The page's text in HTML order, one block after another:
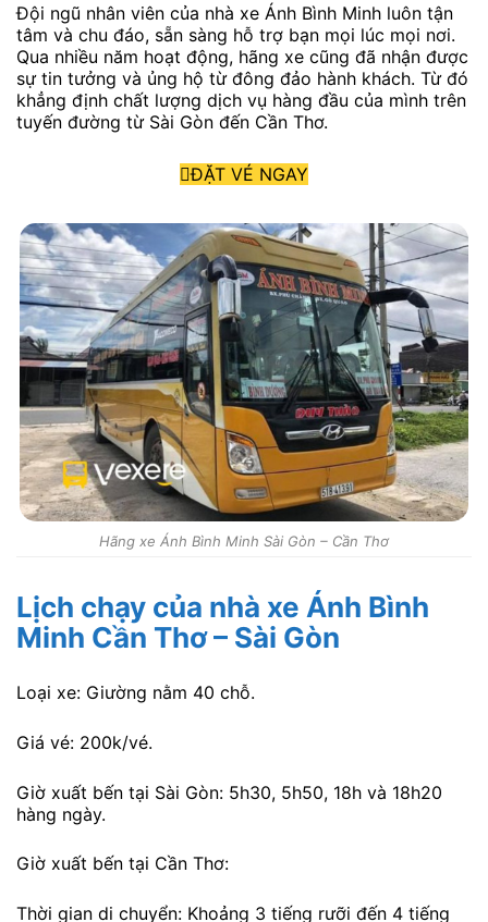
Đội ngũ nhân viên của nhà xe Ánh Bình Minh luôn tận
tâm và chu đáo, sẵn sàng hỗ trợ bạn mọi lúc mọi nơi.
Qua nhiều năm hoạt động, hãng xe cũng đã nhận được
sự tin tưởng và ủng hộ từ đông đảo hành khách. Từ đó
khẳng định chất lượng dịch vụ hàng đầu của mình trên
tuyến đường từ Sài Gòn đến Cần Thơ.
ĐẶT VÉ NGAY
Hãng xe Ánh Bình Minh Sài Gòn – Cần Thơ
Lịch chạy của nhà xe Ánh Bình
Minh Cần Thơ – Sài Gòn
Loại xe: Giường nằm 40 chỗ.
Giá vé: 200k/vé.
Giờ xuất bến tại Sài Gòn: 5h30, 5h50, 18h và 18h20
hàng ngày.
Giờ xuất bến tại Cần Thơ:
Thời gian di chuyển: Khoảng 3 tiếng rưỡi đến 4 tiếng